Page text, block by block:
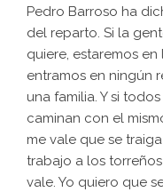
Pedro Barroso ha
del reparto. Si la
quiere, estaremos
entramos en ningún
una familia. Y si
caminan con el
me vale que se
trabajo a los
vale. Yo quiero que